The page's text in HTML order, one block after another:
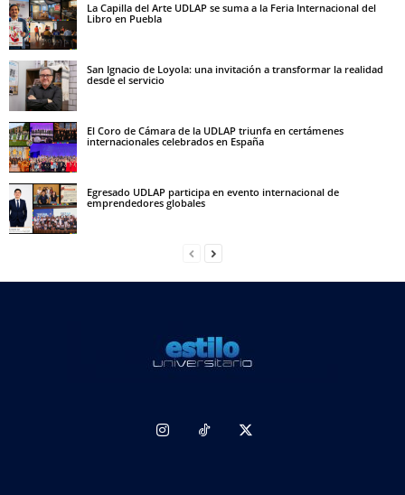
La Capilla del Arte UDLAP se suma a la Feria Internacional del
Libro en Puebla
San Ignacio de Loyola: una invitación a transformar la realidad
desde el servicio
El Coro de Cámara de la UDLAP triunfa en certámenes
internacionales celebrados en España
Egresado UDLAP participa en evento internacional de
emprendedores globales